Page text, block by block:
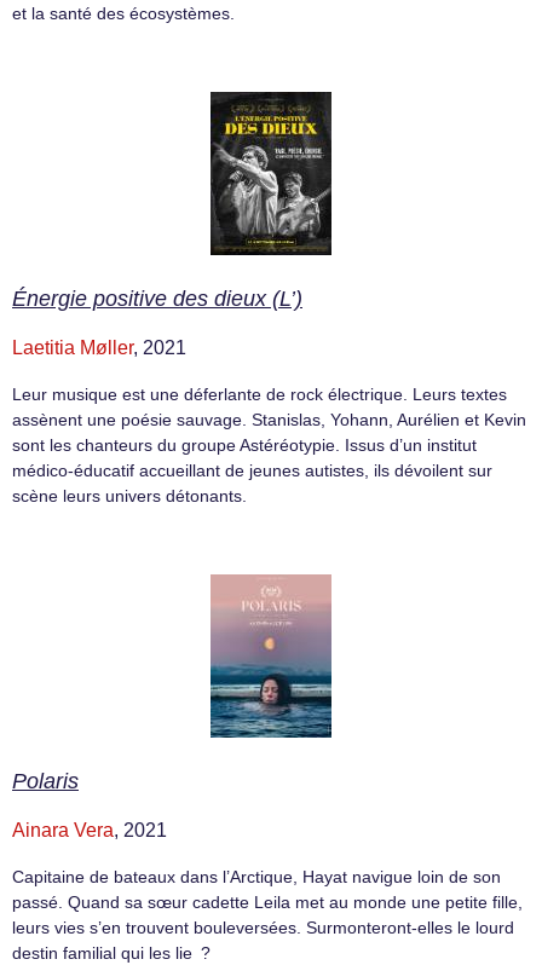
et la santé des écosystèmes.
Énergie positive des dieux (L’)
Laetitia Møller, 2021
Leur musique est une déferlante de rock électrique. Leurs textes
assènent une poésie sauvage. Stanislas, Yohann, Aurélien et Kevin
sont les chanteurs du groupe Astéréotypie. Issus d’un institut
médico-éducatif accueillant de jeunes autistes, ils dévoilent sur
scène leurs univers détonants.
Polaris
Ainara Vera, 2021
Capitaine de bateaux dans l’Arctique, Hayat navigue loin de son
passé. Quand sa sœur cadette Leila met au monde une petite fille,
leurs vies s’en trouvent bouleversées. Surmonteront-elles le lourd
destin familial qui les lie ?